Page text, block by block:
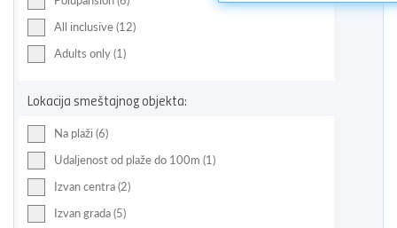
All inclusive (12)
Adults only (1)
Lokacija smeštajnog objekta:
Na plaži (6)
Udaljenost od plaže do 100m (1)
Izvan centra (2)
Izvan grada (5)